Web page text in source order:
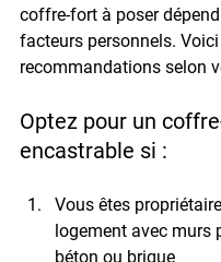
coffre-fort à poser
facteurs personnels.
recommandations selon
Optez pour un
encastrable si :
Vous êtes
logement avec murs
béton ou brique